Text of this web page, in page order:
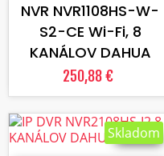
NVR NVR1108HS-W-
S2-CE Wi-Fi, 8
KANÁLOV DAHUA
250,88 €
VLOŽIŤ DO KOŠÍKASkladom